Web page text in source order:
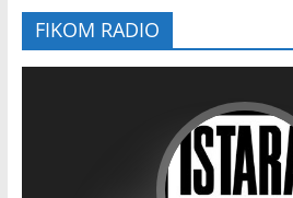
FIKOM RADIO